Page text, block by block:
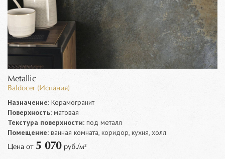
Metallic
Baldocer (Испания)
Назначение: Керамогранит
Поверхность: матовая
Текстура поверхности: под металл
Помещение: ванная комната, коридор, кухня, холл
Цена от 5 070 руб./м²